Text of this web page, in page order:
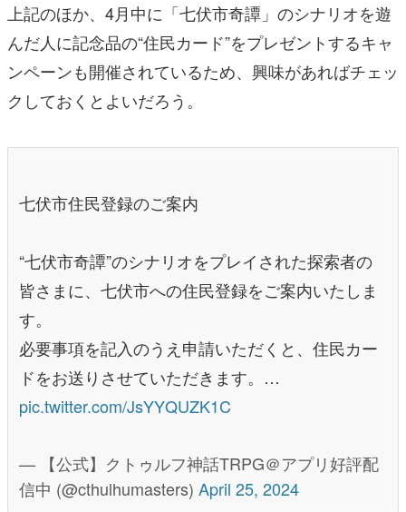
上記のほか、4月中に「七伏市奇譚」のシナリオを遊
んだ人に記念品の“住民カード”をプレゼントするキャ
ンペーンも開催されているため、興味があればチェッ
クしておくとよいだろう。
七伏市住民登録のご案内
“七伏市奇譚”のシナリオをプレイされた探索者の
皆さまに、七伏市への住民登録をご案内いたしま
す。
必要事項を記入のうえ申請いただくと、住民カー
ドをお送りさせていただきます。…
pic.twitter.com/JsYYQUZK1C
— 【公式】クトゥルフ神話TRPG＠アプリ好評配
信中 (@cthulhumasters) April 25, 2024